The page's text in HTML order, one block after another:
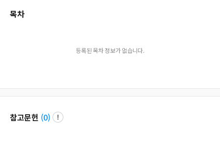
목차
등록된 목차 정보가 없습니다.
참고문헌 (0)